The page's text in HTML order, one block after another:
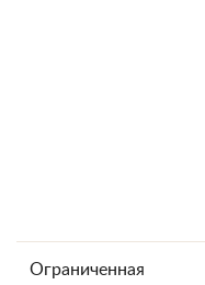
Ограниченная